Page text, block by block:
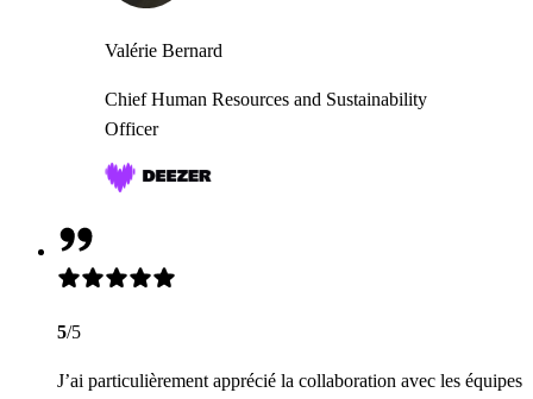
Valérie Bernard
Chief Human Resources and Sustainability
Officer
5/5
J’ai particulièrement apprécié la collaboration avec les équipes